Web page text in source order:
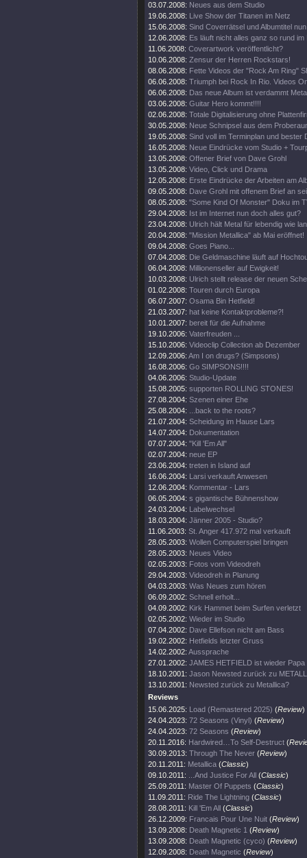
03.07.2008: Neues aus dem Studio
19.06.2008: Live Show der Titanen im Netz
15.06.2008: Sind Coverrätsel und Albumtitel
12.06.2008: Es läuft nicht alles ganz so rund im
11.06.2008: Coverartwork veröffentlicht?
10.06.2008: Zensur der Herren Rockstars!
08.06.2008: Fette Videos der "Rock Am Ring"
06.06.2008: Triumph bei Rock In Rio. Videos
06.06.2008: Das neue Album ist verdammt
03.06.2008: Guitar Hero kommt!!!!
02.06.2008: Totale Digitalisierung ohne
30.05.2008: Neue Schnipsel aus dem
19.05.2008: Sind voll im Terminplan und bester
16.05.2008: Neue Eindrücke vom Studio +
13.05.2008: Offener Brief von Dave Grohl
13.05.2008: Video, Click und Drama
12.05.2008: Erste Eindrücke der Arbeiten am
09.05.2008: Dave Grohl mit offenem Brief an
08.05.2008: "Some Kind Of Monster" Doku im
29.04.2008: Ist im Internet nun doch alles gut?
23.04.2008: Ulrich hält Metal für lebendig wie
20.04.2008: "Mission Metallica" ab Mai eröffnet!
09.04.2008: Goes Piano...
07.04.2008: Die Geldmaschine läuft auf
06.04.2008: Millionenseller auf Ewigkeit!
10.03.2008: Ulrich stellt release der neuen
01.02.2008: Touren durch Europa
06.07.2007: Osama Bin Hetfield!
21.03.2007: hat keine Kontaktprobleme?!
10.01.2007: bereit für die Aufnahme
19.10.2006: Vaterfreuden ...
15.10.2006: Videoclip Collection ab Dezember
12.09.2006: Am I on drugs? (Simpsons)
16.08.2006: Go SIMPSONS!!!!
04.06.2006: Studio-Update
15.08.2005: supporten ROLLING STONES!
27.08.2004: Szenen einer Ehe
25.08.2004:
...back to the roots?
21.07.2004: Scheidung im Hause Lars
14.07.2004: Dokumentation
07.07.2004: "Kill 'Em All"
02.07.2004: neue EP
23.06.2004: treten in Island auf
16.06.2004: Larsi verkauft Anwesen
12.06.2004: Kommentar - Lars
06.05.2004: s gigantische Bühnenshow
24.03.2004: Labelwechsel
18.03.2004: Jänner 2005 - Studio?
11.06.2003: St. Anger 417.972 mal verkauft
28.05.2003: Wollen Computerspiel bringen
28.05.2003: Neues Video
02.05.2003: Fotos vom Videodreh
29.04.2003: Videodreh in Planung
04.03.2003: Was Neues zum hören
06.09.2002: Schnell erholt...
04.09.2002: Kirk Hammet beim Surfen verletzt
02.05.2002: Wieder im Studio
07.04.2002: Dave Ellefson nicht am Bass
19.02.2002: Hetfields letzter Gruss
14.02.2002: Aussprache
27.01.2002: JAMES HETFIELD ist wieder Papa
18.10.2001: Jason Newsted zurück zu
13.10.2001: Newsted zurück zu Metallica?
Reviews
15.06.2025: Load (Remastered 2025) (Review)
24.04.2023: 72 Seasons (Vinyl) (Review)
24.04.2023: 72 Seasons (Review)
20.11.2016: Hardwired…To Self-Destruct (
30.09.2013: Through The Never (Review)
20.11.2011: Metallica (Classic)
09.10.2011:
...And Justice For All (Classic)
25.09.2011: Master Of Puppets (Classic)
11.09.2011: Ride The Lightning (Classic)
28.08.2011: Kill 'Em All (Classic)
26.12.2009: Francais Pour Une Nuit (Review)
13.09.2008: Death Magnetic 1 (Review)
13.09.2008: Death Magnetic (cyco) (Review)
12.09.2008: Death Magnetic (Review)